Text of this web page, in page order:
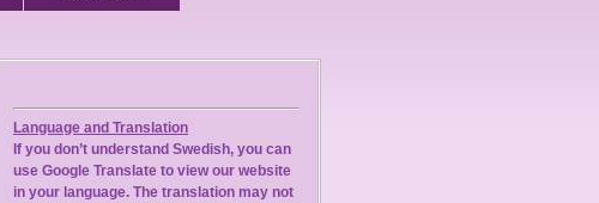
Language and Translation
If you don’t understand Swedish, you can
use Google Translate to view our website
in your language. The translation may not